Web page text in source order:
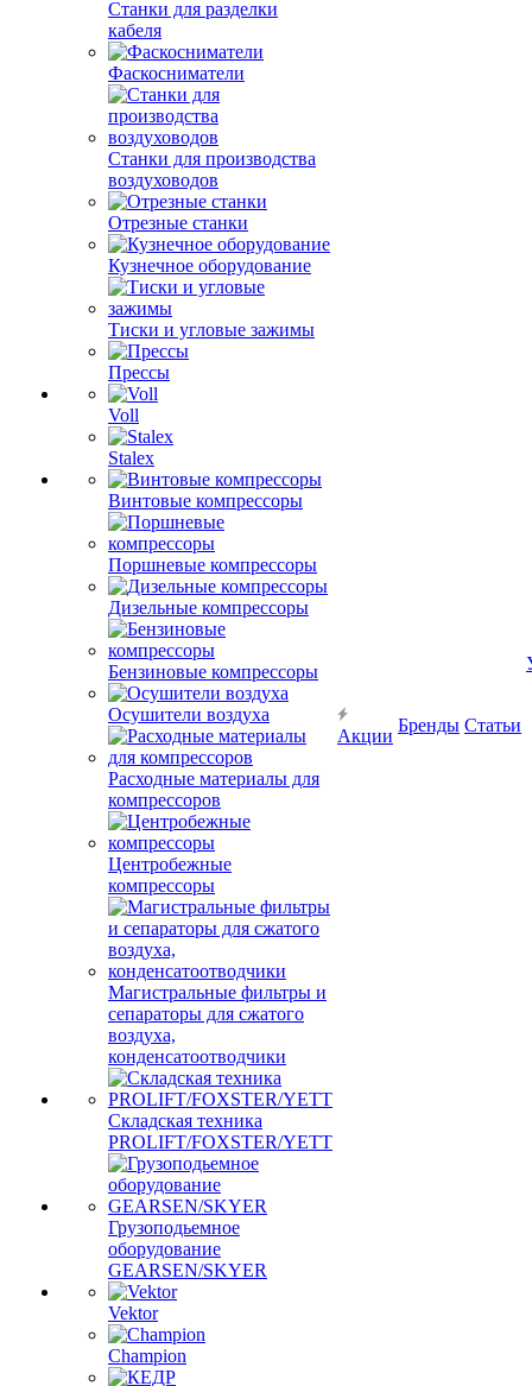
Станки для разделки
кабеля
Фаскосниматели
Станки для производства
воздуховодов
Отрезные станки
Кузнечное оборудование
Тиски и угловые зажимы
Прессы
Voll
Stalex
Винтовые компрессоры
Поршневые компрессоры
Дизельные компрессоры
Бензиновые компрессоры
Осушители воздуха
Расходные материалы для
компрессоров
Центробежные
компрессоры
Магистральные фильтры и
сепараторы для сжатого
воздуха,
конденсатоотводчики
Складская техника
PROLIFT/FOXSTER/YETT
Грузоподьемное
оборудование
GEARSEN/SKYER
Vektor
Champion
Акции
Бренды Статьи